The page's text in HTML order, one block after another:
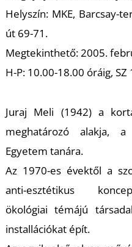
Helyszín:MKE, Barcsay-
út 69-71.
Megtekinthető:2005.
H-P: 10.00-18.00 óráig, SZ
Juraj Meli (1942) a
meghatározó alakja, a
Egyetem tanára.
Az 1970-es évektől a
anti-esztétikus
ökológiai témájú
installációkat épít.